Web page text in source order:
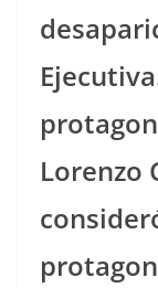
Lorenzo